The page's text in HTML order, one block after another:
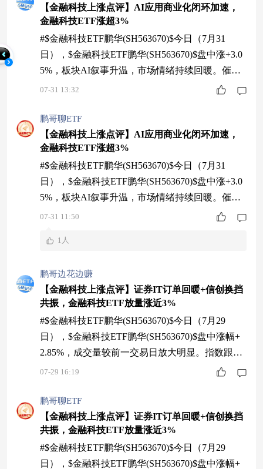
业资本综合服务商跃升，直接拉动核心交
【金融科技上涨点评】AI应用商业化闭环加速，
金融科技ETF涨超3%
#$金融科技ETF鹏华(SH563670)$今日（7月31
日），$金融科技ETF鹏华(SH563670)$盘中涨+3.0
5%，板块AI叙事升温，市场情绪持续回暖。催化
一：AI商业化闭环加速形成，云与应用共振微软
3%，365 Copilot付费席位环比增长50%、突破3000
万席，运营现金流同比+30%。AI投入或将开始转
化为实实在在的业绩增量，云厂商同
07-31 13:32
鹏哥聊ETF
【金融科技上涨点评】AI应用商业化闭环加速，
金融科技ETF涨超3%
#$金融科技ETF鹏华(SH563670)$今日（7月31
日），$金融科技ETF鹏华(SH563670)$盘中涨+3.0
5%，板块AI叙事升温，市场情绪持续回暖。催化
一：AI商业化闭环加速形成，云与应用共振微软
3%，365 Copilot付费席位环比增长50%、突破3000
化为实实在在的业绩增量，云厂商同
07-31 11:50
1人
鹏哥边花边赚
【金融科技上涨点评】证券IT订单回暖+信创换挡
共振，金融科技ETF放量涨近3%
#$金融科技ETF鹏华(SH563670)$今日（7月29
日），$金融科技ETF鹏华(SH563670)$盘中涨幅+
2.85%，成交量较前一交易日放大明显。指数跟踪
的中证金融科技主题指数成分股多数上涨，板块情
回归双位数据天风计算机团队最新研报，牛市环境
下券商经营改善，证券IT厂商订单均出现不同程度
修复，头三家公司订单增速普遍恢复至10%-30%
以上，
07-29 16:19
鹏哥聊ETF
【金融科技上涨点评】证券IT订单回暖+信创换挡
共振，金融科技ETF放量涨近3%
#$金融科技ETF鹏华(SH563670)$今日（7月29
日），$金融科技ETF鹏华(SH563670)$盘中涨幅+